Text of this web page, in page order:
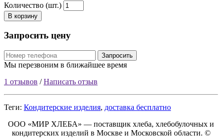
Количество (шт.)
В корзину
Запросить цену
Запросить
Мы перезвоним в ближайшее время
1 отзывов /Написать отзыв
Теги: Кондитерские изделия, доставка бесплатно
ООО «МИР ХЛЕБА» — поставщик хлеба, хлебобулочных и
кондитерских изделий в Москве и Московской области. ©